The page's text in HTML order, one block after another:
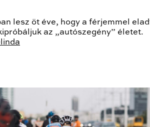
lesz öt éve, hogy a férjemmel
az „autószegény” életet.